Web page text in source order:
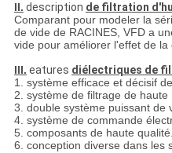
II. description de filtration
Comparant pour modeler la
de vide de RACINES, VFD a
vide pour améliorer l'effet de
III. eatures diélectriques de
1. système efficace et décisif
2. système de filtrage de haute
3. double système puissant de
4. système de commande
5. composants de haute qualité.
6. conception diverse dans les